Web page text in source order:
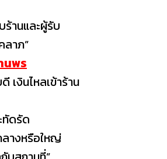
ร้านและผู้รับ
ลาภ”
นพร
เงินไหลเข้าร้าน
ทัดรัด
างหรือใหญ่